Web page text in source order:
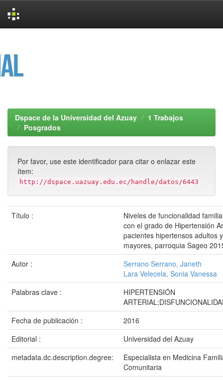
Dspace de la Universidad del Azuay
1 Trabajos
Posgrados
Por favor, use este identificador para citar o enlazar este
ítem:
http://dspace.uazuay.edu.ec/handle/datos/6443
Título :
Niveles de funcionalidad
con el grado de Hipertensión
pacientes hipertensos adultos
mayores, parroquia Sageo
Autor :
Serrano Serrano, Janeth
Lara Velecela, Sonia Vanessa
Palabras clave :
HIPERTENSIÓN
Fecha de publicación :
2016
Editorial :
Universidad del Azuay
metadata.dc.description.degree:
Especialista en Medicina
Comunitaria